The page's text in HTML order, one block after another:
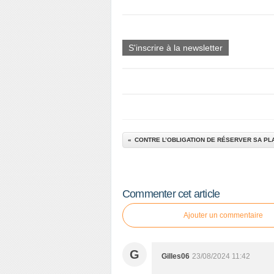
S'inscrire à la newsletter
Commenter cet article
Ajouter un commentaire
G Gilles06 23/08/2024 11:42